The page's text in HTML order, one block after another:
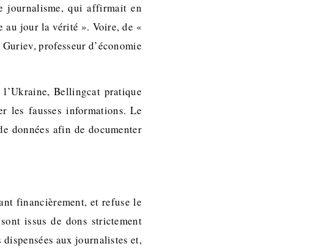
journalisme, qui affirmait en
au jour la vérité ». Voire, de «
professeur d’économie
Bellingcat pratique
les fausses informations. Le
données afin de documenter
financièrement, et refuse le
issus de dons strictement
aux journalistes et,